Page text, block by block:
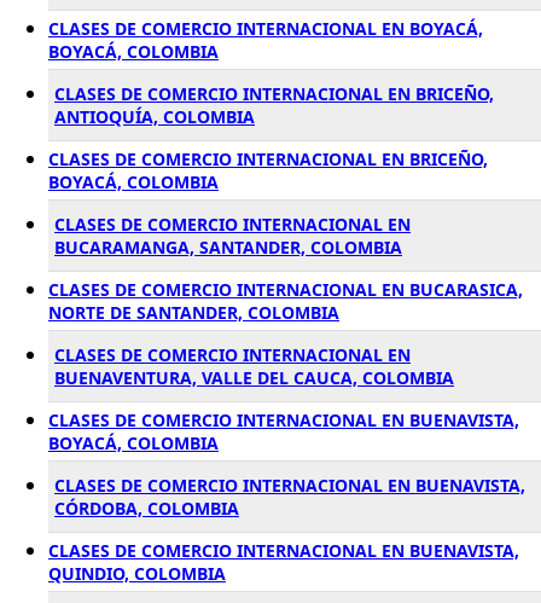
CLASES DE COMERCIO INTERNACIONAL EN BOYACÁ,
BOYACÁ, COLOMBIA
CLASES DE COMERCIO INTERNACIONAL EN BRICEÑO,
ANTIOQUÍA, COLOMBIA
CLASES DE COMERCIO INTERNACIONAL EN BRICEÑO,
BOYACÁ, COLOMBIA
CLASES DE COMERCIO INTERNACIONAL EN
BUCARAMANGA, SANTANDER, COLOMBIA
CLASES DE COMERCIO INTERNACIONAL EN BUCARASICA,
NORTE DE SANTANDER, COLOMBIA
CLASES DE COMERCIO INTERNACIONAL EN
BUENAVENTURA, VALLE DEL CAUCA, COLOMBIA
CLASES DE COMERCIO INTERNACIONAL EN BUENAVISTA,
BOYACÁ, COLOMBIA
CLASES DE COMERCIO INTERNACIONAL EN BUENAVISTA,
CÓRDOBA, COLOMBIA
CLASES DE COMERCIO INTERNACIONAL EN BUENAVISTA,
QUINDIO, COLOMBIA